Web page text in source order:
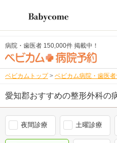
病院・歯医者 150,000件 掲載中！
ベビカムトップ > ベビカム病院・歯医
愛知郡おすすめの整形外科の
夜間診療 土曜診療